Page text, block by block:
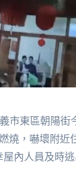
市東區朝陽
燒，嚇壞附
內人員及時